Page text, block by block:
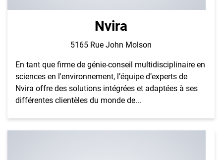
Nvira
5165 Rue John Molson
En tant que firme de génie-conseil multidisciplinaire en
sciences en l'environnement, l’équipe d’experts de
Nvira offre des solutions intégrées et adaptées à ses
différentes clientèles du monde de...